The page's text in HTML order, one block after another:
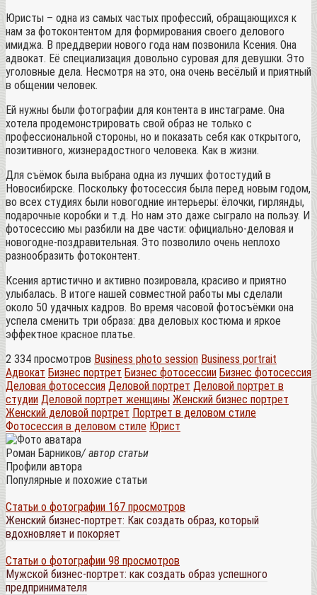
Юристы – одна из самых частых профессий, обращающихся к
нам за фотоконтентом для формирования своего делового
имиджа. В преддверии нового года нам позвонила Ксения. Она
адвокат. Её специализация довольно суровая для девушки. Это
уголовные дела. Несмотря на это, она очень весёлый и приятный
в общении человек.
Ей нужны были фотографии для контента в инстаграме. Она
хотела продемонстрировать свой образ не только с
профессиональной стороны, но и показать себя как открытого,
позитивного, жизнерадостного человека. Как в жизни.
Для съёмок была выбрана одна из лучших фотостудий в
Новосибирске. Поскольку фотосессия была перед новым годом,
во всех студиях были новогодние интерьеры: ёлочки, гирлянды,
подарочные коробки и т.д. Но нам это даже сыграло на пользу. И
фотосессию мы разбили на две части: официально-деловая и
новогодне-поздравительная. Это позволило очень неплохо
разнообразить фотоконтент.
Ксения артистично и активно позировала, красиво и приятно
улыбалась. В итоге нашей совместной работы мы сделали
около 50 удачных кадров. Во время часовой фотосъёмки она
успела сменить три образа: два деловых костюма и яркое
эффектное красное платье.
2 334 просмотров Business photo session Business portrait
Адвокат Бизнес портрет Бизнес фотосессии Бизнес фотосессия
Деловая фотосессия Деловой портрет Деловой портрет в
студии Деловой портрет женщины Женский бизнес портрет
Женский деловой портрет Портрет в деловом стиле
Фотосессия в деловом стиле Юрист
Роман Барников/ автор статьи
Профили автора
Популярные и похожие статьи
Статьи о фотографии 167 просмотров
Женский бизнес-портрет: Как создать образ, который
вдохновляет и покоряет
Статьи о фотографии 98 просмотров
Мужской бизнес-портрет: как создать образ успешного
предпринимателя